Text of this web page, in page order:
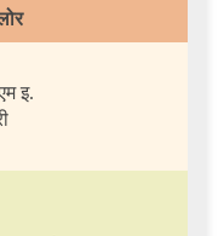
इ.